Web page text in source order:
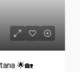
🌟🏡